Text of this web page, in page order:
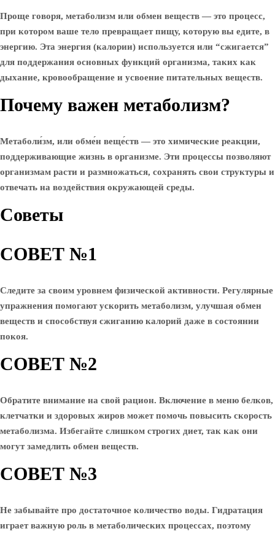
Проще говоря, метаболизм или обмен веществ — это процесс,
при котором ваше тело превращает пищу, которую вы едите, в
энергию. Эта энергия (калории) используется или “сжигается”
для поддержания основных функций организма, таких как
дыхание, кровообращение и усвоение питательных веществ.
Почему важен метаболизм?
Метаболи́зм, или обме́н веще́ств — это химические реакции,
поддерживающие жизнь в организме. Эти процессы позволяют
организмам расти и размножаться, сохранять свои структуры и
отвечать на воздействия окружающей среды.
Советы
СОВЕТ №1
Следите за своим уровнем физической активности. Регулярные
упражнения помогают ускорить метаболизм, улучшая обмен
веществ и способствуя сжиганию калорий даже в состоянии
покоя.
СОВЕТ №2
Обратите внимание на свой рацион. Включение в меню белков,
клетчатки и здоровых жиров может помочь повысить скорость
метаболизма. Избегайте слишком строгих диет, так как они
могут замедлить обмен веществ.
СОВЕТ №3
Не забывайте про достаточное количество воды. Гидратация
играет важную роль в метаболических процессах, поэтому